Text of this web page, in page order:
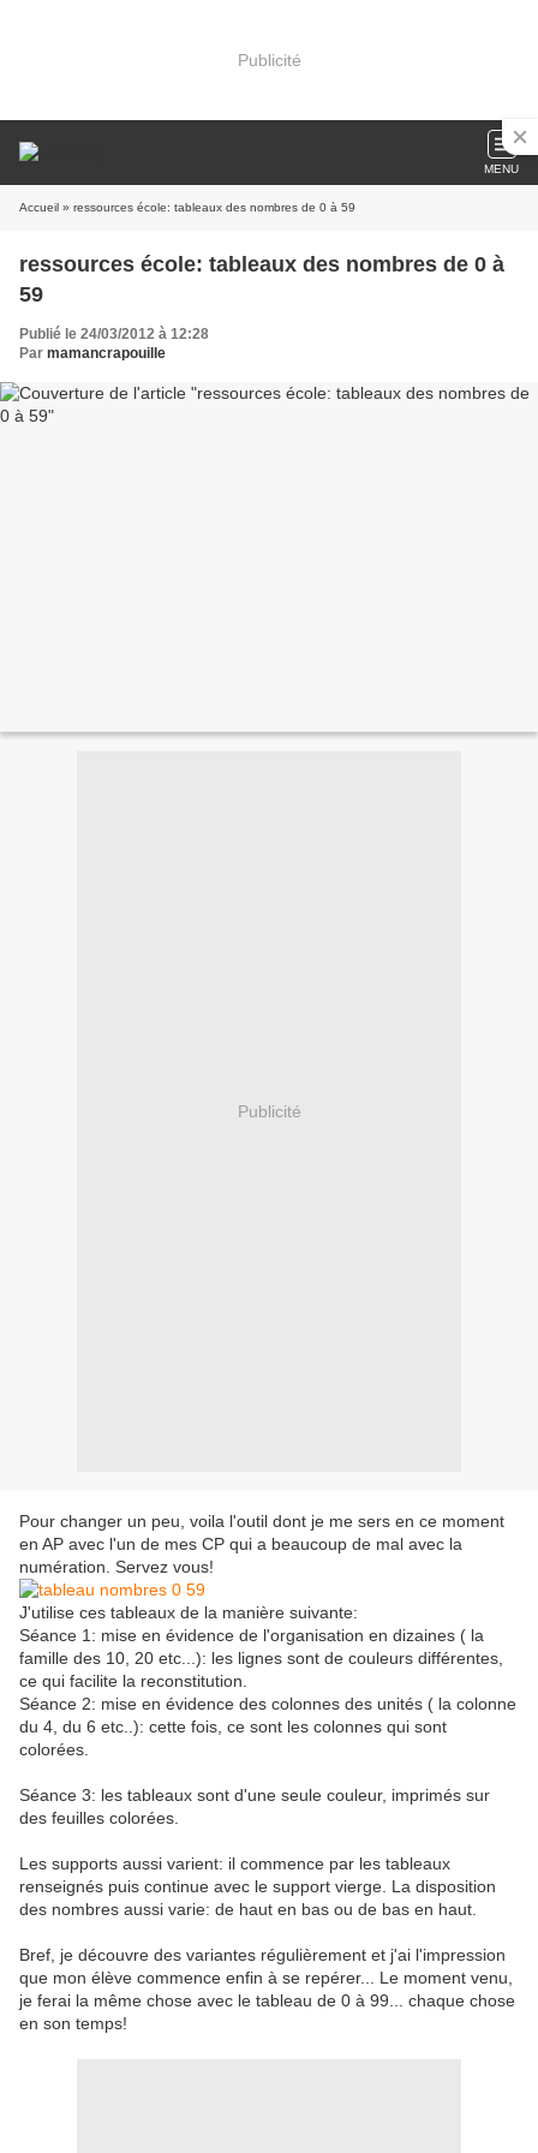
Publicité
MENU
Accueil » ressources école: tableaux des nombres de 0 à 59
ressources école: tableaux des nombres de 0 à
59
Publié le 24/03/2012 à 12:28
Par mamancrapouille
Publicité
Pour changer un peu, voila l'outil dont je me sers en ce moment
en AP avec l'un de mes CP qui a beaucoup de mal avec la
numération. Servez vous!
J'utilise ces tableaux de la manière suivante:
Séance 1: mise en évidence de l'organisation en dizaines ( la
famille des 10, 20 etc...): les lignes sont de couleurs différentes,
ce qui facilite la reconstitution.
Séance 2: mise en évidence des colonnes des unités ( la colonne
du 4, du 6 etc..): cette fois, ce sont les colonnes qui sont
colorées.
Séance 3: les tableaux sont d'une seule couleur, imprimés sur
des feuilles colorées.
Les supports aussi varient: il commence par les tableaux
renseignés puis continue avec le support vierge. La disposition
des nombres aussi varie: de haut en bas ou de bas en haut.
Bref, je découvre des variantes régulièrement et j'ai l'impression
que mon élève commence enfin à se repérer... Le moment venu,
je ferai la même chose avec le tableau de 0 à 99... chaque chose
en son temps!